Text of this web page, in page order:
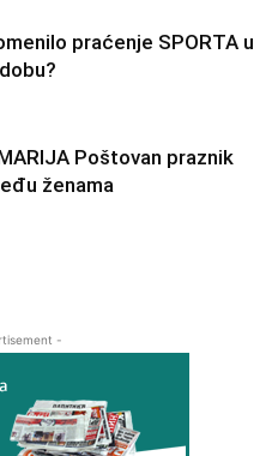
praćenje SPORTA u
Poštovan praznik
ženama
-